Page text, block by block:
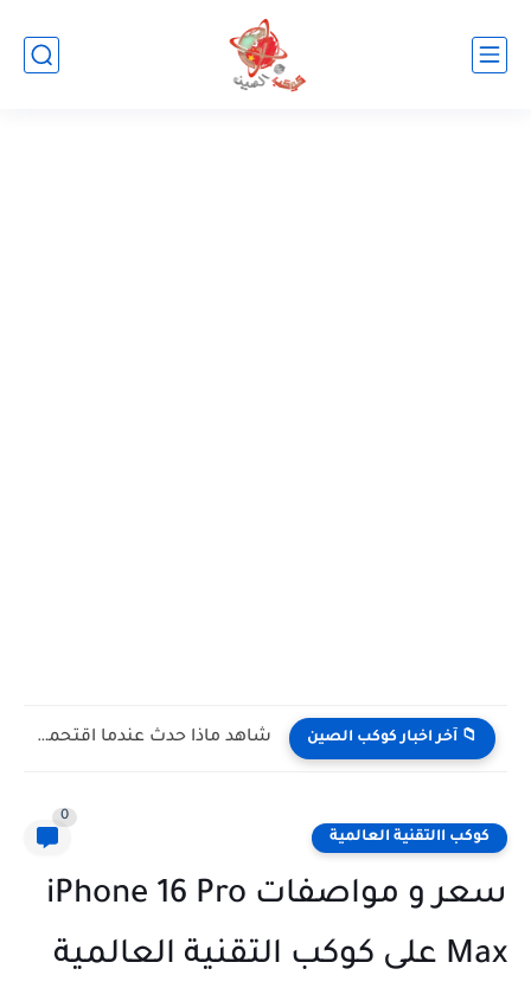
📁 آخر اخبار كوكب الصين شاهد كيف يتغلب النمس على الكوبرا في مواجهة تعتمد على...
كوكب االتقنية العالمية
0
سعر و مواصفات iPhone 16 Pro
Max على كوكب التقنية العالمية